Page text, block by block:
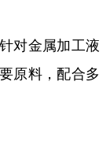
对金属加工液
原料，配合多